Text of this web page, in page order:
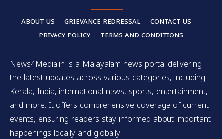
ABOUT US GRIEVANCE REDRESSAL
CONTACT US
PRIVACY POLICY
TERMS AND CONDITIONS
News4Media.in is a Malayalam news portal delivering
the latest updates across various categories, including
Kerala, India, international news, sports, entertainment,
and more. It offers comprehensive coverage of current
events, ensuring readers stay informed about important
happenings locally and globally.